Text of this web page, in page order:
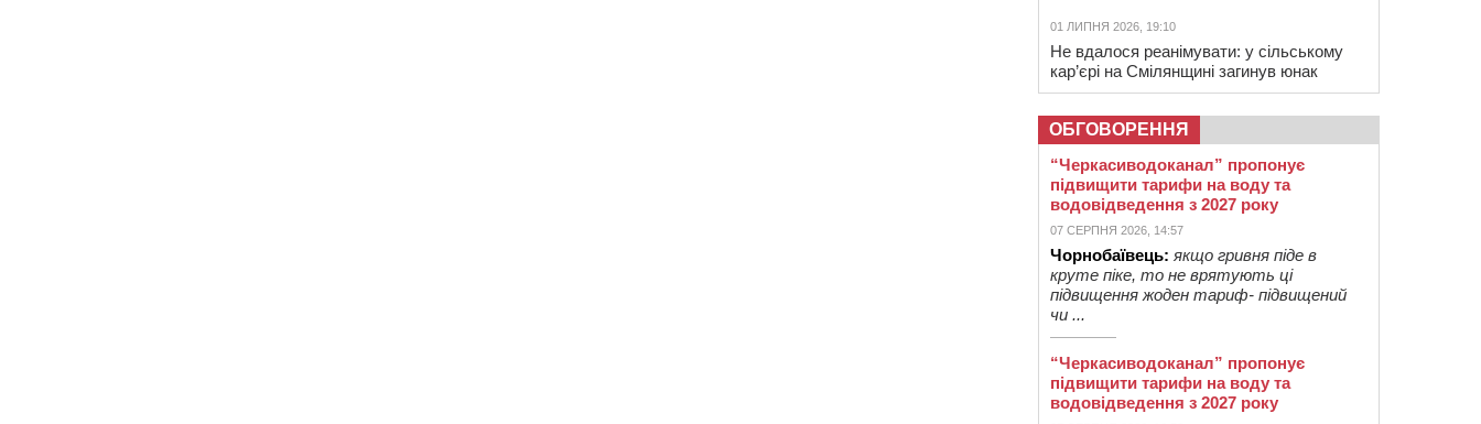
01 ЛИПНЯ 2026, 19:10
Не вдалося реанімувати: у сільському
кар’єрі на Смілянщині загинув юнак
ОБГОВОРЕННЯ
“Черкасиводоканал” пропонує
підвищити тарифи на воду та
водовідведення з 2027 року
07 СЕРПНЯ 2026, 14:57
Чорнобаївець: якщо гривня піде в
круте піке, то не врятують ці
підвищення жоден тариф- підвищений
чи ...
“Черкасиводоканал” пропонує
підвищити тарифи на воду та
водовідведення з 2027 року